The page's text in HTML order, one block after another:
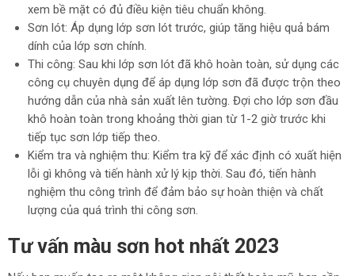
xem bề mặt có đủ điều kiện tiêu chuẩn không.
Sơn lót: Áp dụng lớp sơn lót trước, giúp tăng hiệu quả bám
dính của lớp sơn chính.
Thi công: Sau khi lớp sơn lót đã khô hoàn toàn, sử dụng các
công cụ chuyên dụng để áp dụng lớp sơn đã được trộn theo
hướng dẫn của nhà sản xuất lên tường. Đợi cho lớp sơn đầu
khô hoàn toàn trong khoảng thời gian từ 1-2 giờ trước khi
tiếp tục sơn lớp tiếp theo.
Kiểm tra và nghiệm thu: Kiểm tra kỹ để xác định có xuất hiện
lỗi gì không và tiến hành xử lý kịp thời. Sau đó, tiến hành
nghiệm thu công trình để đảm bảo sự hoàn thiện và chất
lượng của quá trình thi công sơn.
Tư vấn màu sơn hot nhất 2023